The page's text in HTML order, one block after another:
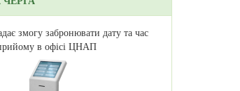
змогу забронювати дату та час
в офісі ЦНАП